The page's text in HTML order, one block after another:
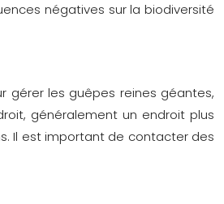
négatives sur la biodiversité
gérer les guêpes reines géantes,
généralement un endroit plus
Il est important de contacter des